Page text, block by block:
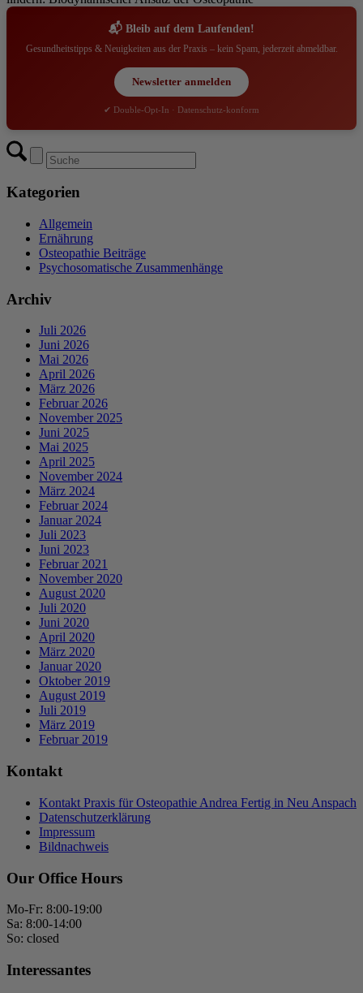
📬 Bleib auf dem Laufenden!
Gesundheitstipps & Neuigkeiten aus der Praxis – kein Spam, jederzeit abmeldbar.
Newsletter anmelden
✔ Double-Opt-In · Datenschutz-konform
Kategorien
Allgemein
Ernährung
Osteopathie Beiträge
Psychosomatische Zusammenhänge
Archiv
Juli 2026
Juni 2026
Mai 2026
April 2026
März 2026
Februar 2026
November 2025
Juni 2025
Mai 2025
April 2025
November 2024
März 2024
Februar 2024
Januar 2024
Juli 2023
Juni 2023
Februar 2021
November 2020
August 2020
Juli 2020
Juni 2020
April 2020
März 2020
Januar 2020
Oktober 2019
August 2019
Juli 2019
März 2019
Februar 2019
Kontakt
Kontakt Praxis für Osteopathie Andrea Fertig in Neu Anspach
Datenschutzerklärung
Impressum
Bildnachweis
Our Office Hours
Mo-Fr: 8:00-19:00
Sa: 8:00-14:00
So: closed
Interessantes